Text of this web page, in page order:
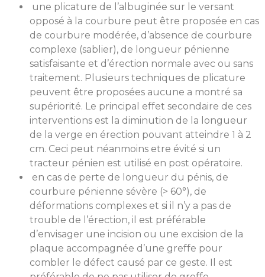
une plicature de l’albuginée sur le versant
opposé à la courbure peut être proposée en cas
de courbure modérée, d’absence de courbure
complexe (sablier), de longueur pénienne
satisfaisante et d’érection normale avec ou sans
traitement. Plusieurs techniques de plicature
peuvent être proposées aucune a montré sa
supériorité. Le principal effet secondaire de ces
interventions est la diminution de la longueur
de la verge en érection pouvant atteindre 1 à 2
cm. Ceci peut néanmoins etre évité si un
tracteur pénien est utilisé en post opératoire.
en cas de perte de longueur du pénis, de
courbure pénienne sévère (> 60°), de
déformations complexes et si il n’y a pas de
trouble de l’érection, il est préférable
d’envisager une incision ou une excision de la
plaque accompagnée d’une greffe pour
combler le défect causé par ce geste. Il est